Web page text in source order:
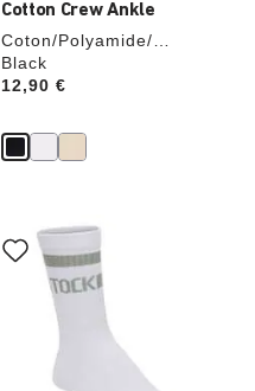
Cotton Crew Ankle
Coton/Polyamide/
Élasthanne
Black
Price:
12,90 €
Cliquer
sur
les
échantillons
couleurs
modifiera
l’image